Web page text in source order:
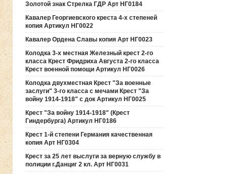
Золотой знак Стрелка ГДР Арт НГ0184
Кавалер Георгиевского креста 4-х степеней
копия Артикул НГ0022
Кавалер Ордена Славы копия Арт НГ0023
Колодка 3-х местная Железный крест 2-го
класса Крест Фридриха Августа 2-го класса
Крест военной помощи Артикул НГ0026
Колодка двухместная Крест "За военные
заслуги" 3-го класса с мечами Крест "За
войну 1914-1918" с док Артикул НГ0025
Крест "За войну 1914-1918" (Крест
Гиндербурга) Артикул НГ0186
Крест 1-й степени Германия качественная
копия Арт НГ0304
Крест за 25 лет выслуги за верную службу в
полиции г.Данциг 2 кл. Арт НГ0031